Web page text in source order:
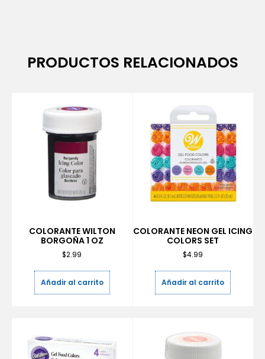
PRODUCTOS RELACIONADOS
COLORANTE WILTON
BORGOÑA 1 OZ
$2.99
Añadir al carrito
COLORANTE NEON GEL ICING
COLORS SET
$4.99
Añadir al carrito